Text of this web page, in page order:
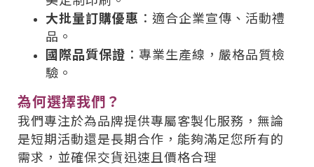
大批量訂購優惠 ：適合企業宣傳、活動禮
品。
國際品質保證 ：專業生產線，嚴格品質檢
驗。
為何選擇我們？
我們專注於為品牌提供專屬客製化服務，無論
是短期活動還是長期合作，能夠滿足您所有的
需求，並確保交貨迅速且價格合理